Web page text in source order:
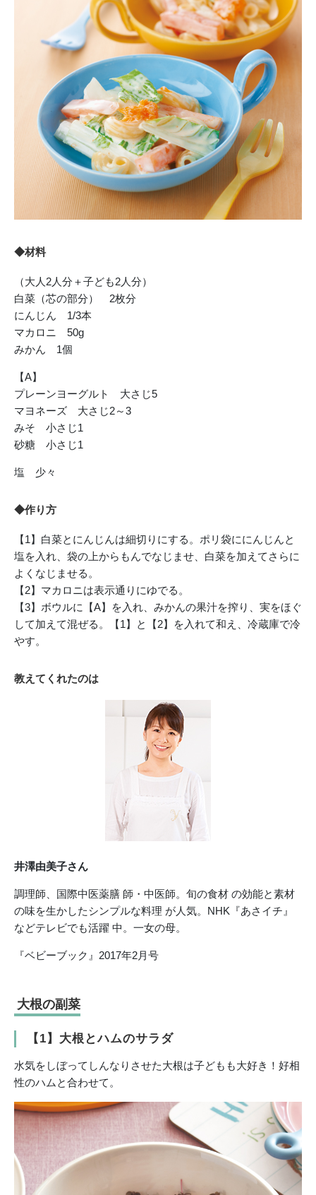
◆材料
（大人2人分＋子ども2人分）
白菜（芯の部分） 2枚分
にんじん 1/3本
マカロニ 50g
みかん 1個
【A】
プレーンヨーグルト 大さじ5
マヨネーズ 大さじ2～3
みそ 小さじ1
砂糖 小さじ1
塩 少々
◆作り方
【1】白菜とにんじんは細切りにする。ポリ袋ににんじんと
塩を入れ、袋の上からもんでなじませ、白菜を加えてさらに
よくなじませる。
【2】マカロニは表示通りにゆでる。
【3】ボウルに【A】を入れ、みかんの果汁を搾り、実をほぐ
して加えて混ぜる。【1】と【2】を入れて和え、冷蔵庫で冷
やす。
教えてくれたのは
井澤由美子さん
調理師、国際中医薬膳 師・中医師。旬の食材 の効能と素材
の味を生かしたシンプルな料理 が人気。NHK『あさイチ』
などテレビでも活躍 中。一女の母。
『ベビーブック』2017年2月号
大根の副菜
【1】大根とハムのサラダ
水気をしぼってしんなりさせた大根は子どもも大好き！好相
性のハムと合わせて。